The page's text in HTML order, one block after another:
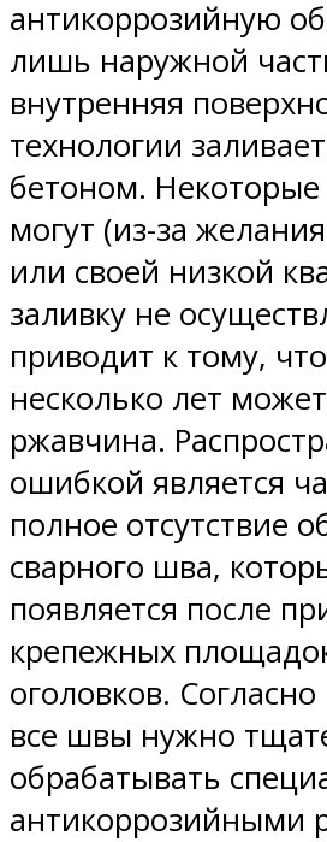
антикоррозийную
лишь наружной
внутренняя
технологии
бетоном. Некоторые
могут (из-за
или своей низкой
заливку не
приводит к тому,
несколько лет
ржавчина.
ошибкой является
полное отсутствие
сварного шва,
появляется после
крепежных
оголовков.
все швы нужно
обрабатывать
антикоррозийными